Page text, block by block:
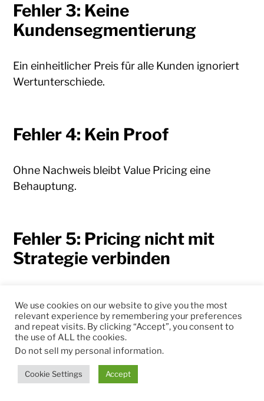
Fehler 3: Keine
Kundensegmentierung
Ein einheitlicher Preis für alle Kunden ignoriert
Wertunterschiede.
Fehler 4: Kein Proof
Ohne Nachweis bleibt Value Pricing eine
Behauptung.
Fehler 5: Pricing nicht mit
Strategie verbinden
Es ist ein Führungsinstrument.
We use cookies on our website to give you the most
relevant experience by remembering your preferences
and repeat visits. By clicking “Accept”, you consent to
the use of ALL the cookies.
Do not sell my personal information.
Cookie Settings Accept